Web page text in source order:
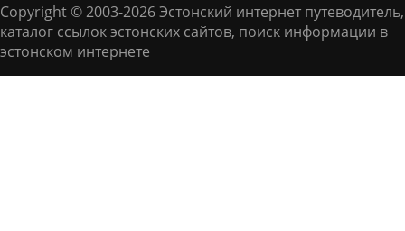
Copyright © 2003-2026 Эстонский интернет путеводитель,
каталог ссылок эстонских сайтов, поиск информации в
эстонском интернете